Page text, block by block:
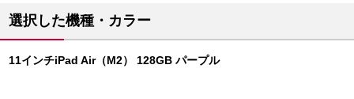
選択した機種・カラー
11インチiPad Air（M2） 128GB パープル